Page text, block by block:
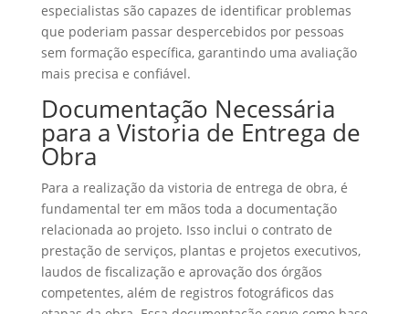
especialistas são capazes de identificar problemas
que poderiam passar despercebidos por pessoas
sem formação específica, garantindo uma avaliação
mais precisa e confiável.
Documentação Necessária
para a Vistoria de Entrega de
Obra
Para a realização da vistoria de entrega de obra, é
fundamental ter em mãos toda a documentação
relacionada ao projeto. Isso inclui o contrato de
prestação de serviços, plantas e projetos executivos,
laudos de fiscalização e aprovação dos órgãos
competentes, além de registros fotográficos das